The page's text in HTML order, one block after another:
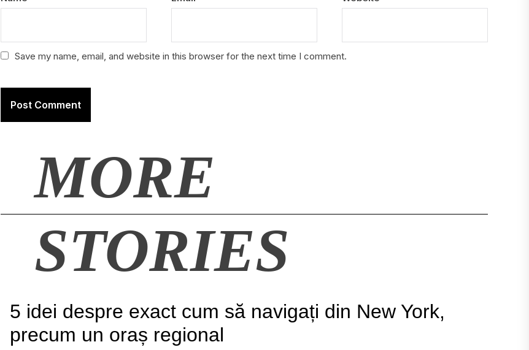
Save my name, email, and website in this browser for the next time I comment.
MORE
STORIES
5 idei despre exact cum să navigați din New York,
precum un oraș regional